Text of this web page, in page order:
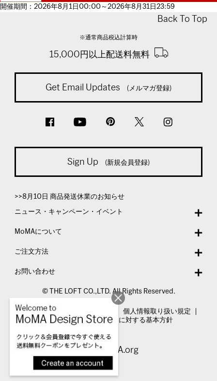
開催期間：2026年8月1日00:00～2026年8月31日23:59
Back To Top
※通常商品税込計算時
15,000円以上配送料無料
Get Email Updates (メルマガ登録)
Sign Up (新規会員登録)
>>8月10日 商品発送休業のお知らせ
ニュース・キャンペーン・イベント
MoMAについて
ご注文方法
お問い合わせ
© THE LOFT CO.,LTD. All Rights Reserved.
特定商取引法表示
個人情報取り扱い規定
カスタマーハラスメントに対する基本方針
Visit MoMA.org